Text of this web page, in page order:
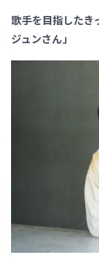
歌手を目指したき
ジュンさん」